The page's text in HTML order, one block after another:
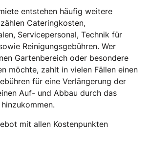
entstehen häufig weitere
Cateringkosten,
Servicepersonal, Technik für
Reinigungsgebühren. Wer
Gartenbereich oder besondere
möchte, zahlt in vielen Fällen einen
für eine Verlängerung der
Auf- und Abbau durch das
mit allen Kostenpunkten